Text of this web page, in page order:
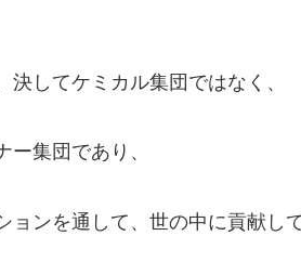
決してケミカル集団ではなく、
ー集団であり、
ョンを通して、世の中に貢献し